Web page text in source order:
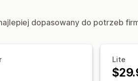
dopasowany do potrzeb
Lite